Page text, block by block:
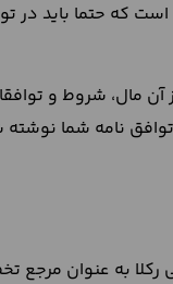
که حتما باید در
آن مال، شروط و
نامه شما
به عنوان مرجع